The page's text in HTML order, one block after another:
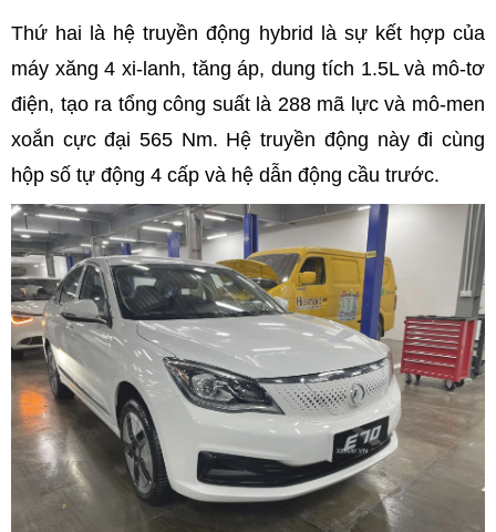
Thứ hai là hệ truyền động hybrid là sự kết hợp của
máy xăng 4 xi-lanh, tăng áp, dung tích 1.5L và mô-tơ
điện, tạo ra tổng công suất là 288 mã lực và mô-men
xoắn cực đại 565 Nm. Hệ truyền động này đi cùng
hộp số tự động 4 cấp và hệ dẫn động cầu trước.